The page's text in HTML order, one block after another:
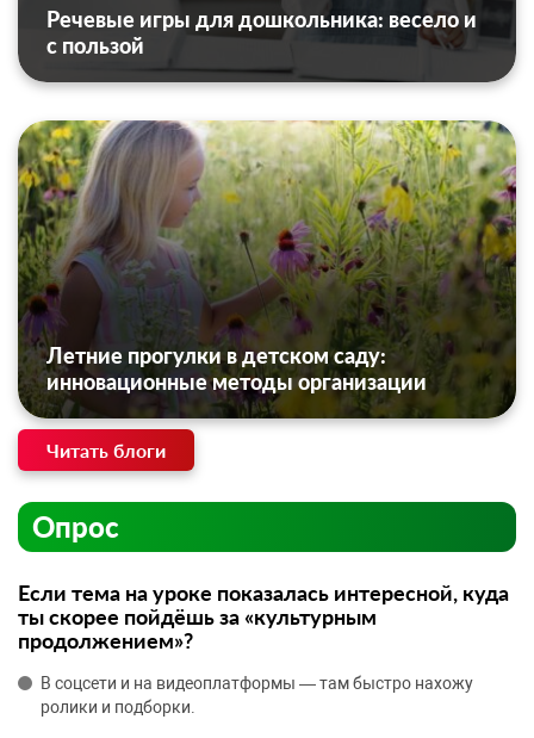
Речевые игры для дошкольника: весело и
с пользой
Летние прогулки в детском саду:
инновационные методы организации
Читать блоги
Опрос
Если тема на уроке показалась интересной, куда
ты скорее пойдёшь за «культурным
продолжением»?
В соцсети и на видеоплатформы — там быстро нахожу
ролики и подборки.